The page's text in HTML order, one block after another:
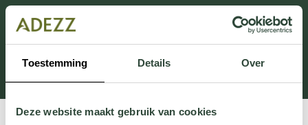
Toestemming Details Over
Deze website maakt gebruik van cookies
Ten dział jest obecnie w konserwacji. Jeśli brakuje Ci
informacji.
możesz zadzwonić pod numer +31 413 351 272 lub